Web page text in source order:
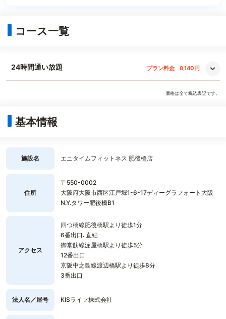
コース一覧
24時間通い放題 プラン料金 8,140円
価格は全て税込表記です。
基本情報
施設名 エニタイムフィットネス 肥後橋店
住所
〒550-0002
大阪府大阪市西区江戸堀1-6-17ディーグラフォート大阪
N.Y.タワー肥後橋B1
アクセス
四つ橋線肥後橋駅より徒歩1分
6番出口､直結
御堂筋線淀屋橋駅より徒歩5分
12番出口
京阪中之島線渡辺橋駅より徒歩8分
3番出口
法人名／屋号 KISライフ株式会社